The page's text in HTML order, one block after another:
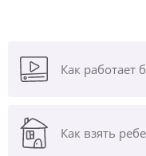
Как работает
Как взять